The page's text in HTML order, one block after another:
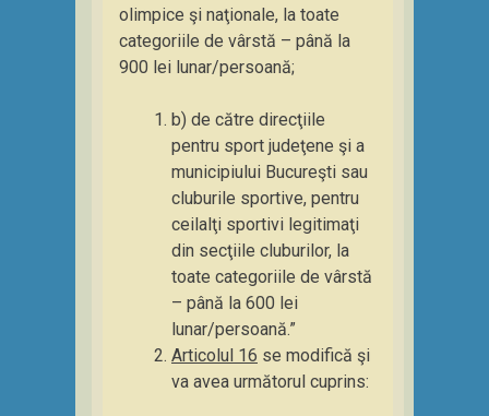
olimpice şi naţionale, la toate
categoriile de vârstă – până la
900 lei lunar/persoană;
b) de către direcţiile
pentru sport judeţene şi a
municipiului Bucureşti sau
cluburile sportive, pentru
ceilalţi sportivi legitimaţi
din secţiile cluburilor, la
toate categoriile de vârstă
– până la 600 lei
lunar/persoană.”
Articolul 16 se modifică şi
va avea următorul cuprins: